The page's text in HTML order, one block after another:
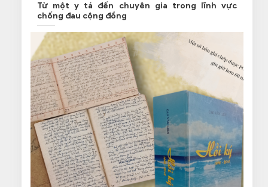
Từ một y tá đến chuyên gia trong lĩnh vực
chống đau cộng đồng